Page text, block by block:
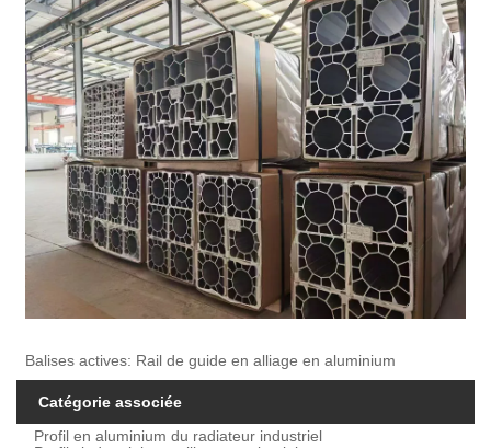
Balises actives: Rail de guide en alliage en aluminium
Catégorie associée
Profil en aluminium du radiateur industriel